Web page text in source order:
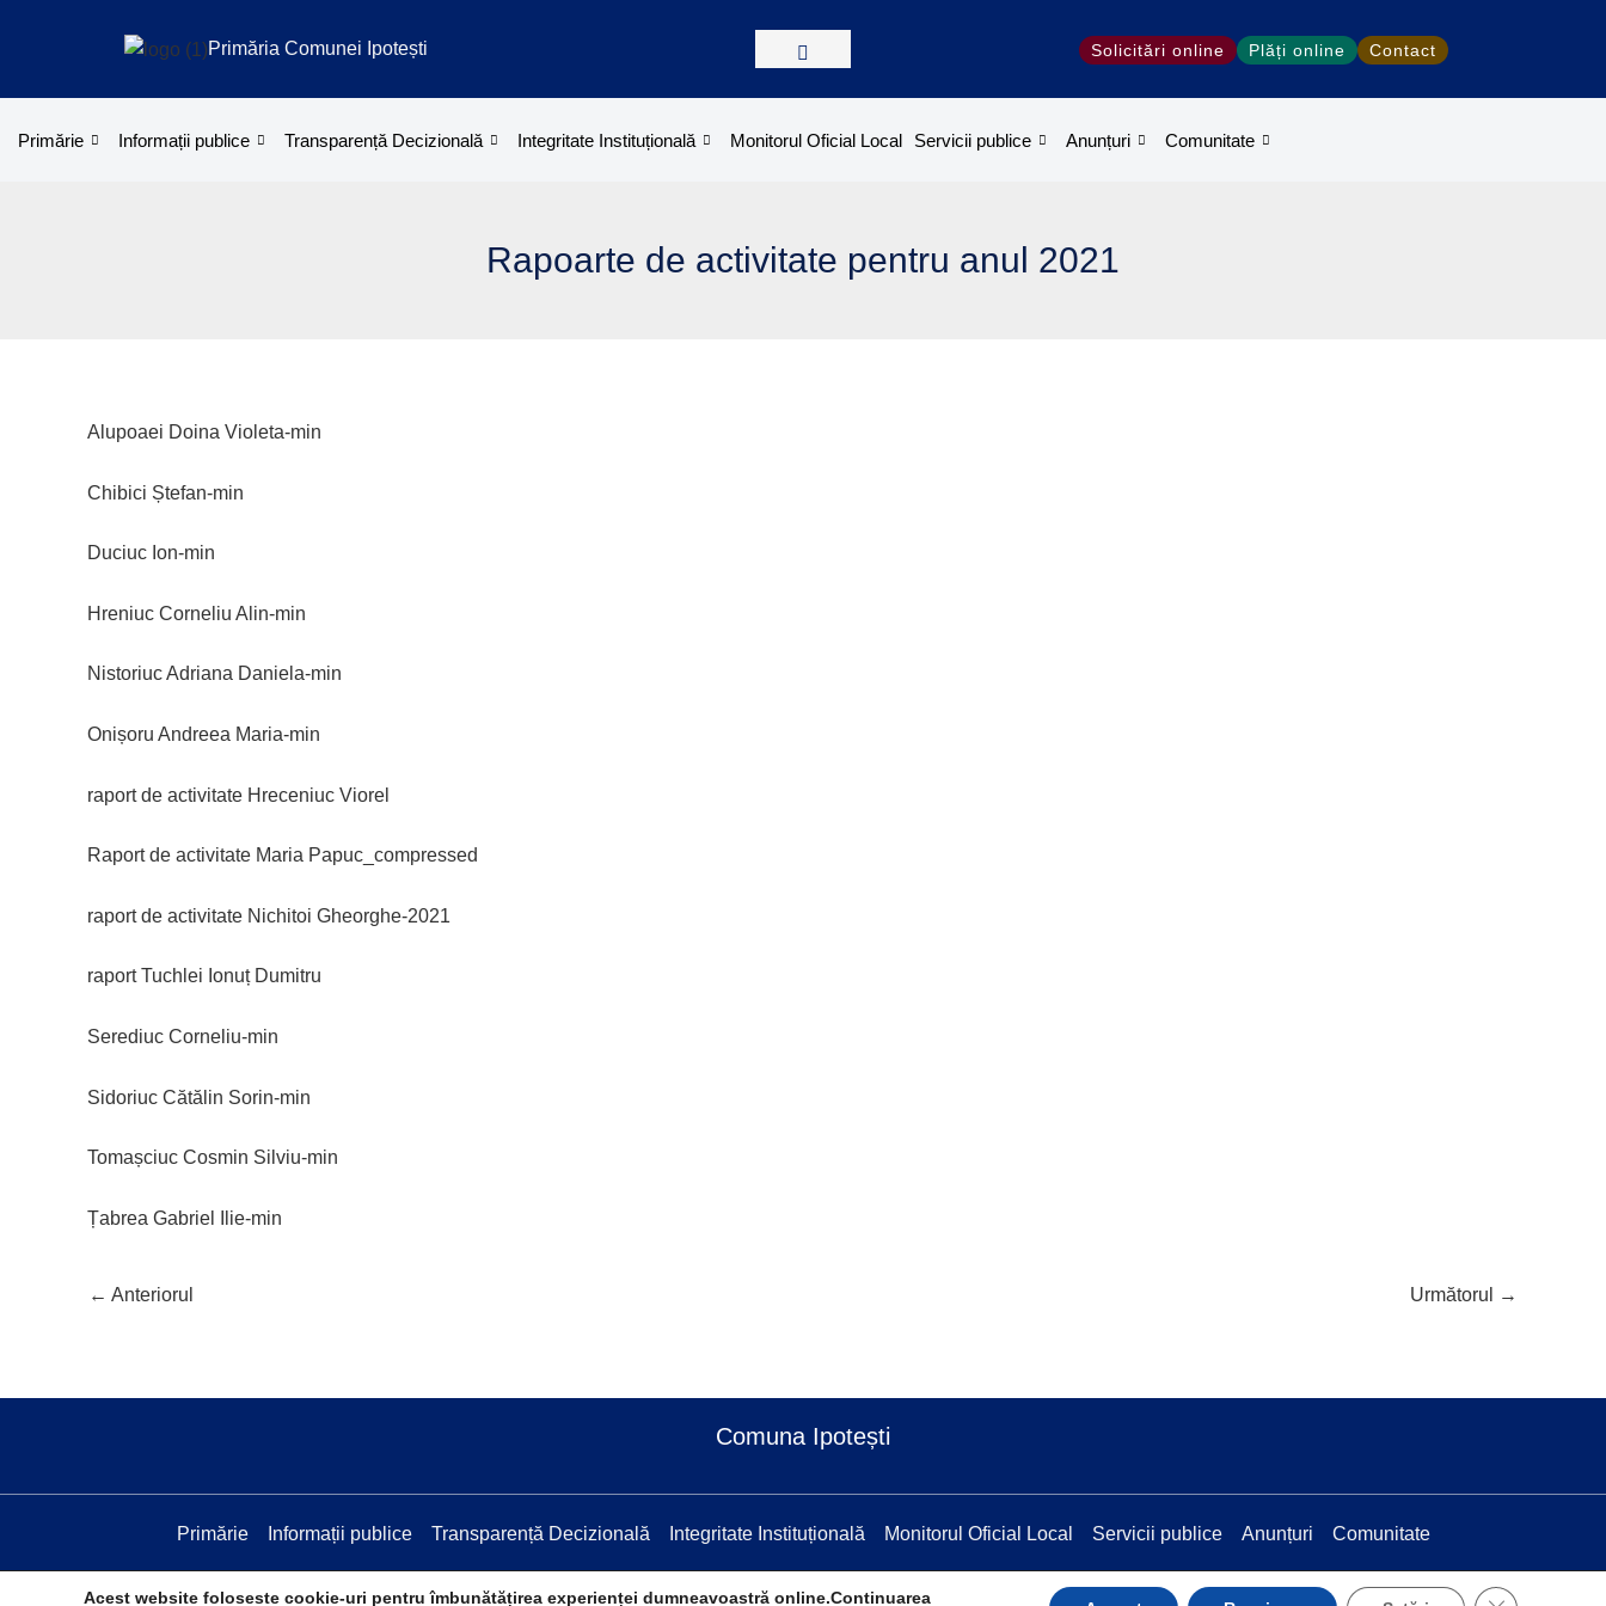
Primăria Comunei Ipotești Solicitări online Plăți online Contact
Primărie Informații publice Transparență Decizională Integritate Instituțională Monitorul Oficial Local Servicii publice Anunțuri Comunitate
Rapoarte de activitate pentru anul 2021
Alupoaei Doina Violeta-min
Chibici Ștefan-min
Duciuc Ion-min
Hreniuc Corneliu Alin-min
Nistoriuc Adriana Daniela-min
Onișoru Andreea Maria-min
raport de activitate Hreceniuc Viorel
Raport de activitate Maria Papuc_compressed
raport de activitate Nichitoi Gheorghe-2021
raport Tuchlei Ionuț Dumitru
Serediuc Corneliu-min
Sidoriuc Cătălin Sorin-min
Tomașciuc Cosmin Silviu-min
Țabrea Gabriel Ilie-min
← Anteriorul Următorul →
Comuna Ipotești
Primărie Informații publice Transparență Decizională Integritate Instituțională Monitorul Oficial Local Servicii publice Anunțuri Comunitate
Acest website foloseste cookie-uri pentru îmbunătățirea experienței dumneavoastră online.Continuarea CLOSE